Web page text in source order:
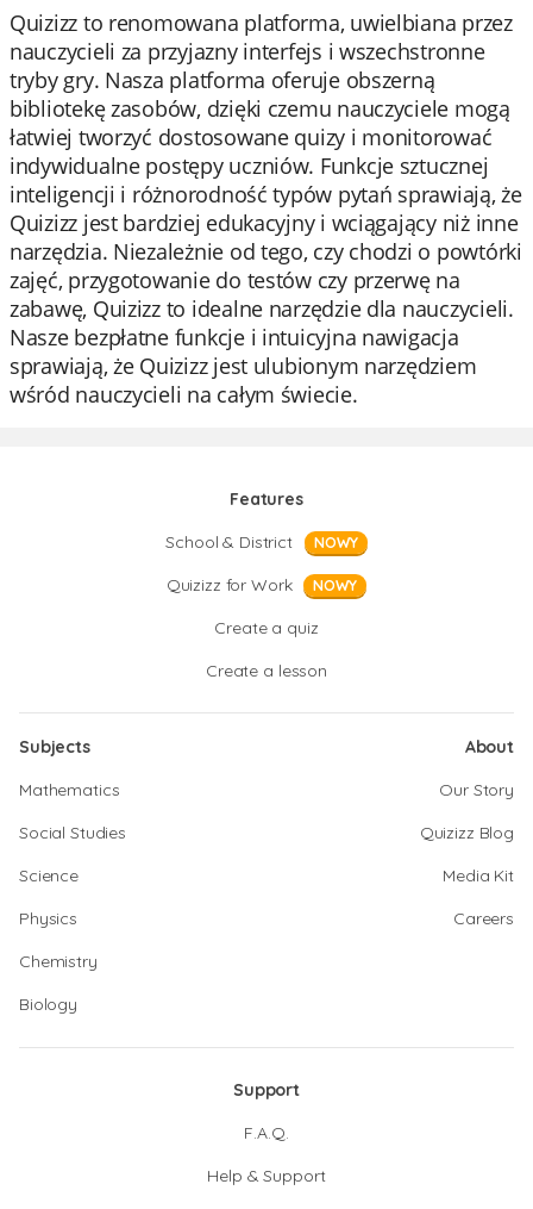
Quizizz to renomowana platforma, uwielbiana przez
nauczycieli za przyjazny interfejs i wszechstronne
tryby gry. Nasza platforma oferuje obszerną
bibliotekę zasobów, dzięki czemu nauczyciele mogą
łatwiej tworzyć dostosowane quizy i monitorować
indywidualne postępy uczniów. Funkcje sztucznej
inteligencji i różnorodność typów pytań sprawiają, że
Quizizz jest bardziej edukacyjny i wciągający niż inne
narzędzia. Niezależnie od tego, czy chodzi o powtórki
zajęć, przygotowanie do testów czy przerwę na
zabawę, Quizizz to idealne narzędzie dla nauczycieli.
Nasze bezpłatne funkcje i intuicyjna nawigacja
sprawiają, że Quizizz jest ulubionym narzędziem
wśród nauczycieli na całym świecie.
Features
School & District
NOWY
Quizizz for Work NOWY
Create a quiz
Create a lesson
Subjects
Mathematics
Social Studies
Science
Physics
Chemistry
Biology
About
Our Story
Quizizz Blog
Media Kit
Careers
Support
F.A.Q.
Help & Support